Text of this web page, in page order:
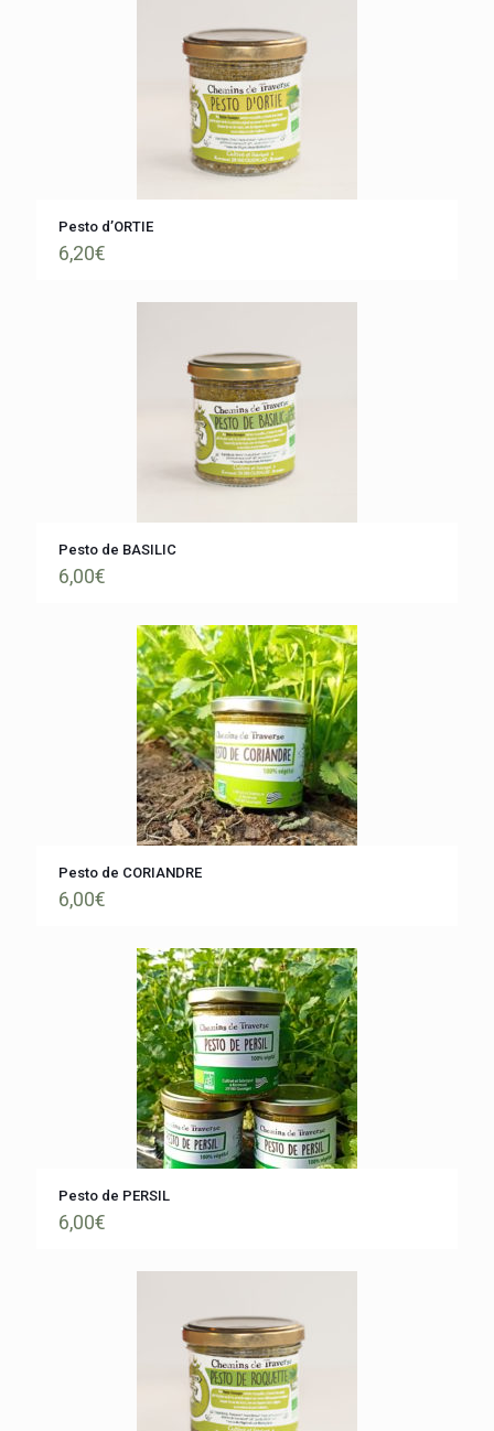
Pesto d’ORTIE
6,20€
Pesto de BASILIC
6,00€
Pesto de CORIANDRE
6,00€
Pesto de PERSIL
6,00€